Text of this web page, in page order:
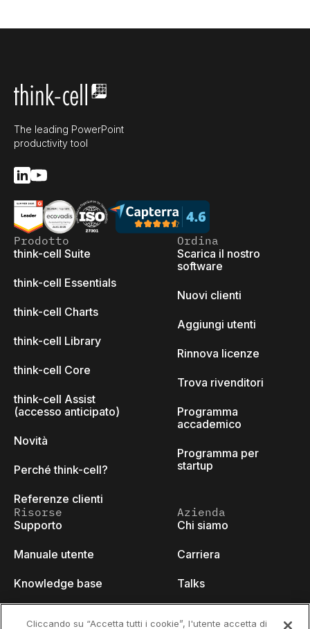
The leading PowerPoint
productivity tool
Prodotto
think-cell Suite
think-cell Essentials
think-cell Charts
think-cell Library
think-cell Core
think-cell Assist
(accesso anticipato)
Novità
Perché think-cell?
Referenze clienti
Ordina
Scarica il nostro
software
Nuovi clienti
Aggiungi utenti
Rinnova licenze
Trova rivenditori
Programma
accademico
Programma per
startup
Risorse
Supporto
Manuale utente
Knowledge base
Azienda
Chi siamo
Carriera
Talks
Cliccando su “Accetta tutti i cookie”, l'utente accetta di